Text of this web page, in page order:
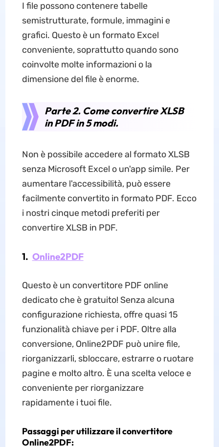
I file possono contenere tabelle
semistrutturate, formule, immagini e
grafici. Questo è un formato Excel
conveniente, soprattutto quando sono
coinvolte molte informazioni o la
dimensione del file è enorme.
Parte 2. Come convertire XLSB
in PDF in 5 modi.
Non è possibile accedere al formato XLSB
senza Microsoft Excel o un'app simile. Per
aumentare l'accessibilità, può essere
facilmente convertito in formato PDF. Ecco
i nostri cinque metodi preferiti per
convertire XLSB in PDF.
1. Online2PDF
Questo è un convertitore PDF online
dedicato che è gratuito! Senza alcuna
configurazione richiesta, offre quasi 15
funzionalità chiave per i PDF. Oltre alla
conversione, Online2PDF può unire file,
riorganizzarli, sbloccare, estrarre o ruotare
pagine e molto altro. È una scelta veloce e
conveniente per riorganizzare
rapidamente i tuoi file.
Passaggi per utilizzare il convertitore
Online2PDF: